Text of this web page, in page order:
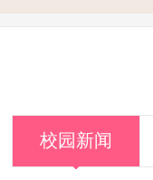
校园新闻